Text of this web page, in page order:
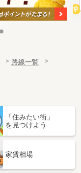
路線一覧
「住みたい街」
を見つけよう
家賃相場